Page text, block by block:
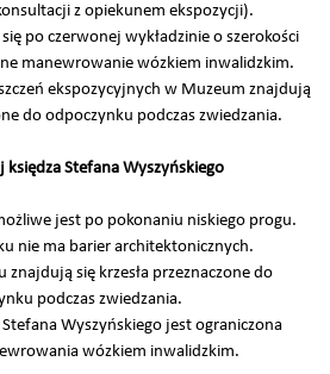
z opiekunem ekspozycji).
po czerwonej wykładzinie o szerokości
manewrowanie wózkiem inwalidzkim.
ekspozycyjnych w Muzeum znajdują
do odpoczynku podczas zwiedzania.
księdza Stefana Wyszyńskiego
jest po pokonaniu niskiego progu.
nie ma barier architektonicznych.
się krzesła przeznaczone do
podczas zwiedzania.
Wyszyńskiego jest ograniczona
wózkiem inwalidzkim.